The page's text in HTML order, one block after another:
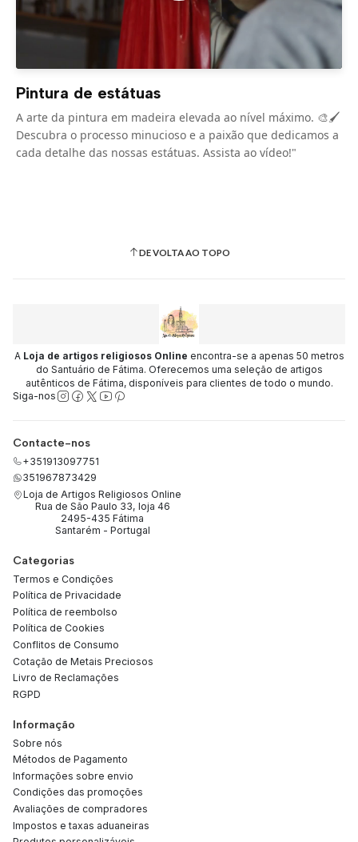
Pintura de estátuas
A arte da pintura em madeira elevada ao nível máximo. 🎨🖌️
Descubra o processo minucioso e a paixão que dedicamos a
cada detalhe das nossas estátuas. Assista ao vídeo!"
DE VOLTA AO TOPO
A Loja de artigos religiosos Online encontra-se a apenas 50 metros
do Santuário de Fátima. Oferecemos uma seleção de artigos
autênticos de Fátima, disponíveis para clientes de todo o mundo.
Siga-nos
Contacte-nos
+351913097751
351967873429
Loja de Artigos Religiosos Online
Rua de São Paulo 33, loja 46
2495-435 Fátima
Santarém - Portugal
Categorias
Termos e Condições
Política de Privacidade
Política de reembolso
Política de Cookies
Conflitos de Consumo
Cotação de Metais Preciosos
Livro de Reclamações
RGPD
Informação
Sobre nós
Métodos de Pagamento
Informações sobre envio
Condições das promoções
Avaliações de compradores
Impostos e taxas aduaneiras